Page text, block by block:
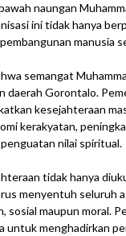
naungan
ini tidak hanya
manusia
semangat
daerah Gorontalo.
kesejahteraan
kerakyatan,
nilai spiritual.
tidak hanya
menyentuh seluruh
sosial maupun moral.
untuk menghadirkan